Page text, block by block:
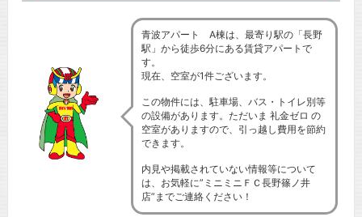
青波アパート A棟は、最寄り駅の「長野
駅」から徒歩6分にある賃貸アパートで
す。
現在、空室が1件ございます。
この物件には、駐車場、バス・トイレ別等
の設備があります。ただいま 礼金ゼロ の
空室がありますので、引っ越し費用を節約
できます。
内見や掲載されていない情報等について
は、お気軽に”ミニミニＦＣ長野篠ノ井
店”までご連絡ください！